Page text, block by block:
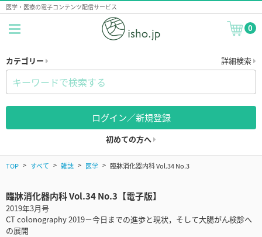
医学・医療の電子コンテンツ配信サービス
0
カテゴリー 詳細検索
ログイン／新規登録
初めての方へ
TOP すべて 雑誌 医学 臨牀消化器内科 Vol.34 No.3
臨牀消化器内科 Vol.34 No.3【電子版】
2019年3月号
CT colonography 2019－今日までの進歩と現状，そして大腸がん検診へ
の展開